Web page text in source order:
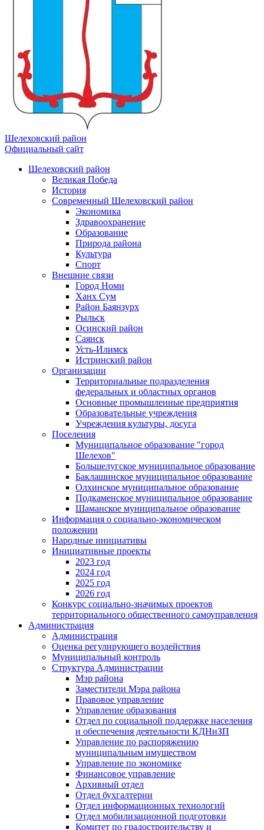
Шелеховский район
Официальный сайт
Шелеховский район
Великая Победа
История
Современный Шелеховский район
Экономика
Здравоохранение
Образование
Природа района
Культура
Спорт
Внешние связи
Город Номи
Ханх Сум
Район Баянзурх
Рыльск
Осинский район
Саянск
Усть-Илимск
Истринский район
Организации
Территориальные подразделения
федеральных и областных органов
Основные промышленные предприятия
Образовательные учреждения
Учреждения культуры, досуга
Поселения
Муниципальное образование "город
Шелехов"
Большелугское муниципальное образование
Баклашинское муниципальное образование
Олхинское муниципальное образование
Подкаменское муниципальное образование
Шаманское муниципальное образование
Информация о социально-экономическом
положении
Народные инициативы
Инициативные проекты
2023 год
2024 год
2025 год
2026 год
Конкурс социально-значимых проектов
территориального общественного самоуправления
Администрация
Администрация
Оценка регулирующего воздействия
Муниципальный контроль
Структура Администрации
Мэр района
Заместители Мэра района
Правовое управление
Управление образования
Отдел по социальной поддержке населения
и обеспечения деятельности КДНиЗП
Управление по распоряжению
муниципальным имуществом
Управление по экономике
Финансовое управление
Архивный отдел
Отдел бухгалтерии
Отдел информационных технологий
Отдел мобилизационной подготовки
Комитет по градостроительству и